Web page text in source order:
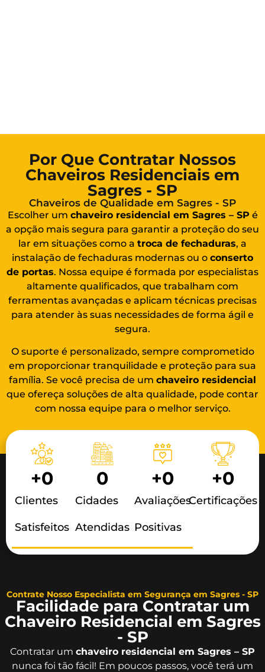
Por Que Contratar Nossos
Chaveiros Residenciais em
Sagres - SP
Chaveiros de Qualidade em Sagres - SP
Escolher um chaveiro residencial em Sagres – SP é
a opção mais segura para garantir a proteção do seu
lar em situações como a troca de fechaduras, a
instalação de fechaduras modernas ou o conserto
de portas. Nossa equipe é formada por especialistas
altamente qualificados, que trabalham com
ferramentas avançadas e aplicam técnicas precisas
para atender às suas necessidades de forma ágil e
segura.
O suporte é personalizado, sempre comprometido
em proporcionar tranquilidade e proteção para sua
família. Se você precisa de um chaveiro residencial
que ofereça soluções de alta qualidade, pode contar
com nossa equipe para o melhor serviço.
Clientes
Satisfeitos
+0
Cidades
Atendidas
0
Avaliações
Positivas
+0
Certificações
+0
Contrate Nosso Especialista em Segurança em Sagres - SP
Facilidade para Contratar um
Chaveiro Residencial em Sagres
- SP
Contratar um chaveiro residencial em Sagres – SP
nunca foi tão fácil! Em poucos passos, você terá um